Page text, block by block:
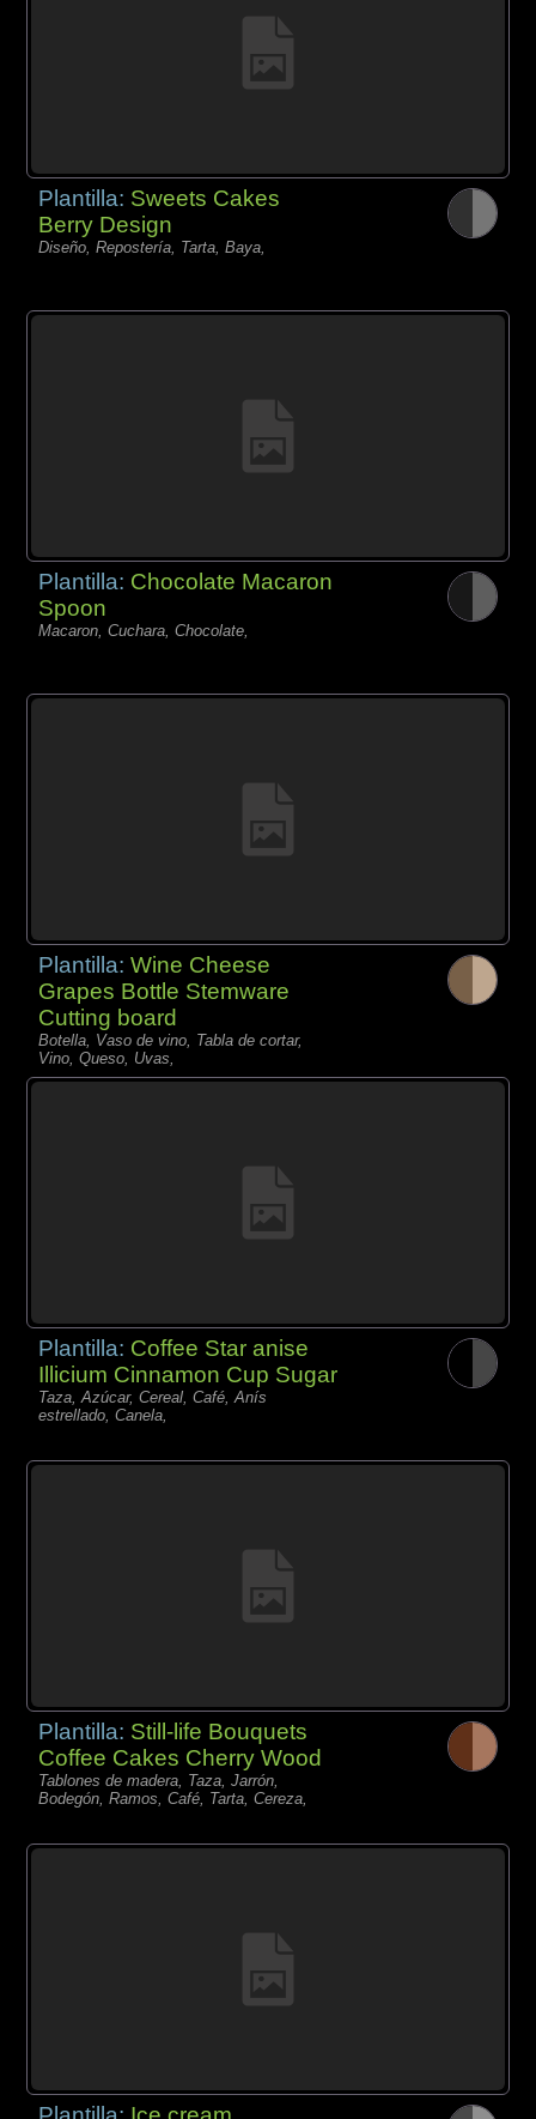
Plantilla: Sweets Cakes
Berry Design
Diseño, Repostería, Tarta, Baya,
Plantilla: Chocolate Macaron
Spoon
Macaron, Cuchara, Chocolate,
Plantilla:Wine Cheese
Grapes Bottle Stemware
Cutting board
Botella, Vaso de vino, Tabla de cortar,
Vino, Queso, Uvas,
Plantilla: Coffee Star anise
Illicium Cinnamon Cup Sugar
Taza, Azúcar, Cereal, Café, Anís
estrellado, Canela,
Plantilla: Still-life Bouquets
Coffee Cakes Cherry Wood
Tablones de madera, Taza, Jarrón,
Bodegón, Ramos, Café, Tarta, Cereza,